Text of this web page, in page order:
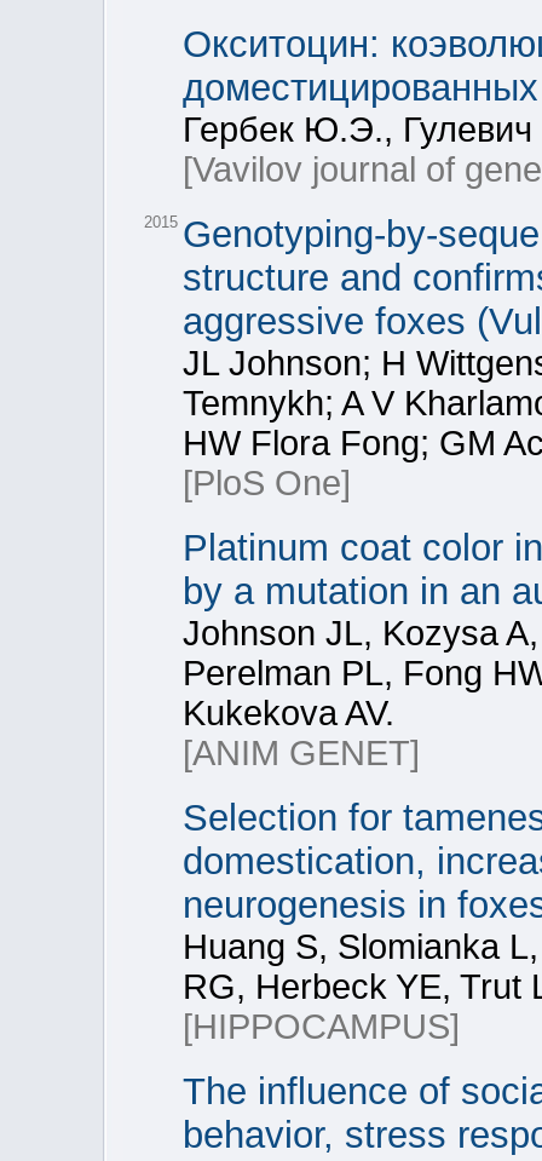
Окситоцин:
Гербек Ю.Э.,
[Vavilov journal of
2015 Genotyping-by-
structure and
aggressive foxes
JL Johnson; H
Temnykh; A V
HW Flora Fong; GM
[PloS One]
Platinum coat color
by a mutation in an
Johnson JL, Kozysa
Perelman PL, Fong
Kukekova AV.
[ANIM GENET]
Selection for
domestication,
neurogenesis in
Huang S, Slomianka
RG, Herbeck YE, Trut
[HIPPOCAMPUS]
The influence of
behavior, stress